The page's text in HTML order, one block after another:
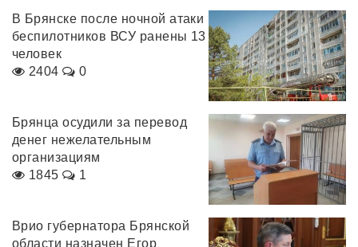
В Брянске после ночной атаки
беспилотников ВСУ ранены 13
человек
2404
0
Брянца осудили за перевод
денег нежелательным
организациям
1845
1
Врио губернатора Брянской
области назначен Егор